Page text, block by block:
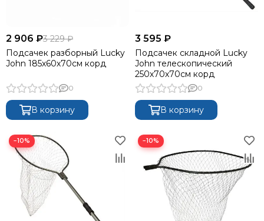
2 906 ₽3 229 ₽
Подсачек разборный Lucky
John 185х60х70см корд
0
В корзину
3 595 ₽
Подсачек складной Lucky
John телескопический
250х70х70см корд
0
В корзину
−10% −10%